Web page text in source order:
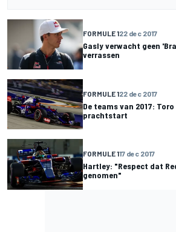
FORMULE 122 dec 2017
Gasly verwacht geen
verrassen
FORMULE 122 dec 2017
De teams van 2017:
prachtstart
FORMULE 117 dec 2017
Hartley: "Respect dat
genomen"